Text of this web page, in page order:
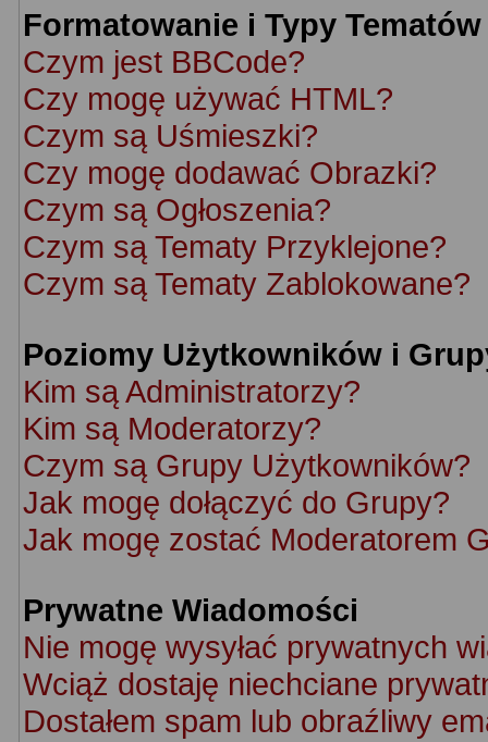
Formatowanie i Typy Tematów
Czym jest BBCode?
Czy mogę używać HTML?
Czym są Uśmieszki?
Czy mogę dodawać Obrazki?
Czym są Ogłoszenia?
Czym są Tematy Przyklejone?
Czym są Tematy Zablokowane?
Poziomy Użytkowników i
Kim są Administratorzy?
Kim są Moderatorzy?
Czym są Grupy Użytkowników?
Jak mogę dołączyć do Grupy?
Jak mogę zostać Moderatorem
Prywatne Wiadomości
Nie mogę wysyłać prywatnych
Wciąż dostaję niechciane
Dostałem spam lub obraźliwy